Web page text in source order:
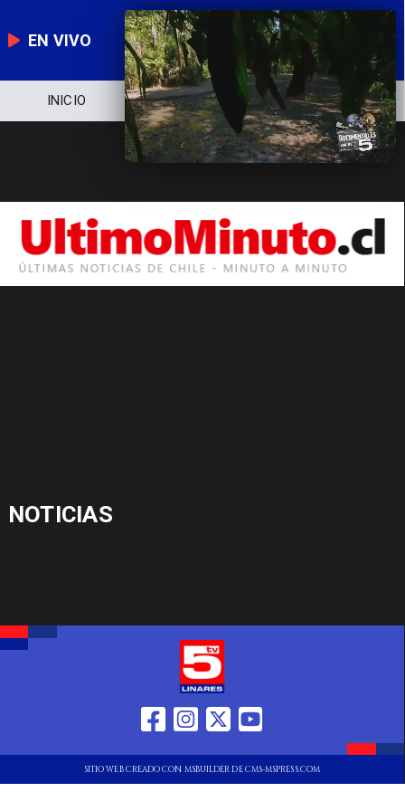
EN VIVO
INICIO NOTICIERO POLÍTICA
NOTICIAS
SITIO WEB CREADO CON MSBUILDER DE CMS-MSPRESS.COM